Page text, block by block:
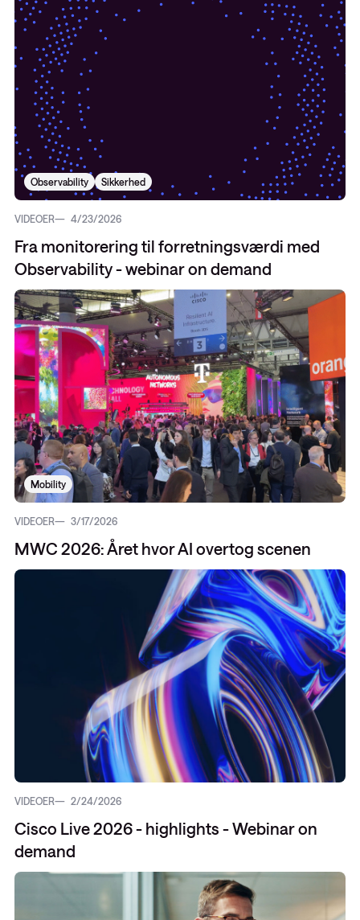
Observability Sikkerhed
VIDEOER 4/23/2026
Fra monitorering til forretningsværdi med
Observability - webinar on demand
Mobility
VIDEOER 3/17/2026
MWC 2026: Året hvor AI overtog scenen
VIDEOER 2/24/2026
Cisco Live 2026 - highlights - Webinar on
demand